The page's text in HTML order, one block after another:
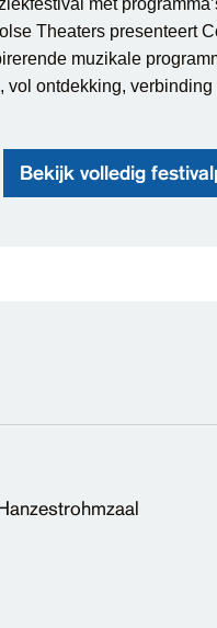
met
Theaters presenteert
muzikale
vol ontdekking, verbinding
Bekijk volledig